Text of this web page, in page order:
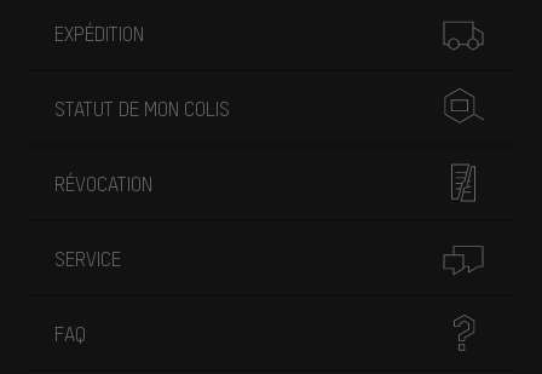
EXPÉDITION
STATUT DE MON COLIS
RÉVOCATION
SERVICE
FAQ